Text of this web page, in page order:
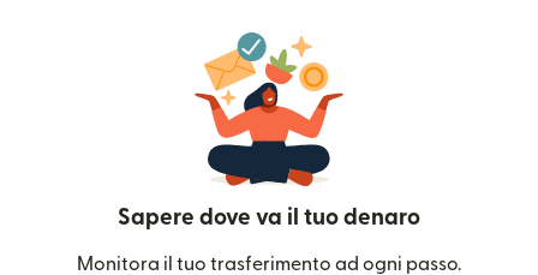
Sapere dove va il tuo denaro
Monitora il tuo trasferimento ad ogni passo.